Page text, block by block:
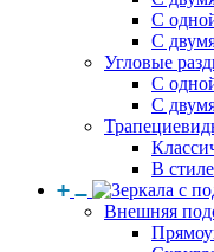
С
С
Угловые
С
С
В
Внешняя